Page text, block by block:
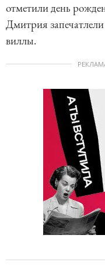
отметили день
Дмитрия
виллы.